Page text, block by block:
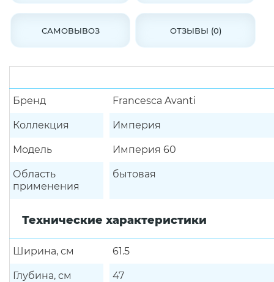
САМОВЫВОЗ ОТЗЫВЫ (0)
Бренд Francesca Avanti
Коллекция Империя
Модель Империя 60
Область
применения
бытовая
Технические характеристики
Ширина, см 61.5
Глубина, см 47